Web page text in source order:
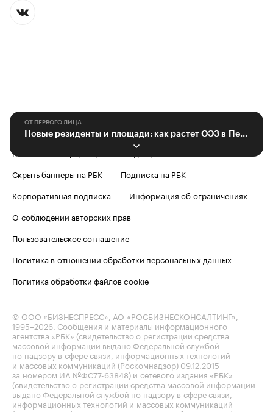
ОТ ПЕРВОГО ЛИЦА
Новые резиденты и площади: как растет ОЭЗ в Петербурге
Контактная информация
Редакция
Скрыть баннеры на РБК
Подписка на РБК
Корпоративная подписка
Информация об ограничениях
О соблюдении авторских прав
Пользовательское соглашение
Политика в отношении обработки персональных данных
Политика обработки файлов cookie
© ООО «БИЗНЕСПРЕСС», АО «РОСБИЗНЕСКОНСАЛТИНГ»,
1995–2026 . Сообщения и материалы информационного
агентства «РБК» (свидетельство о регистрации средства
массовой информации выдано Федеральной службой
по надзору в сфере связи, информационных технологий
и массовых коммуникаций (Роскомнадзор) 09.12.2015
за номером ИА №ФС77-63848) и сетевого издания «РБК»
(свидетельство о регистрации средства массовой информации
выдано Федеральной службой по надзору в сфере связи,
информационных технологий и массовых коммуникаций